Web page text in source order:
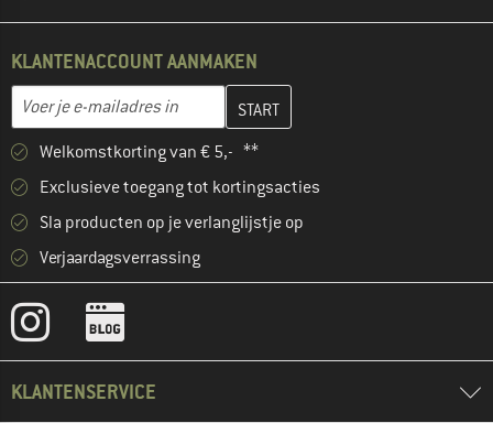
KLANTENACCOUNT AANMAKEN
E-mailadres
Vul je e-mailadres hier in en maak in de volgende stap je
Welkomstkorting van € 5,- **
Exclusieve toegang tot kortingsacties
Sla producten op je verlanglijstje op
Verjaardagsverrassing
KLANTENSERVICE